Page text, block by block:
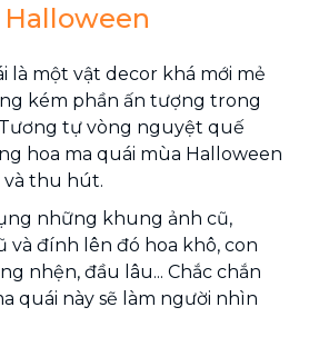
là một vật decor khá mới mẻ
kém phần ấn tượng trong
tự vòng nguyệt quế
hoa ma quái mùa Halloween
và thu hút.
những khung ảnh cũ,
và đính lên đó hoa khô, con
nhện, đầu lâu... Chắc chắn
quái này sẽ làm người nhìn